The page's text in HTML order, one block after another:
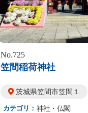
No.725
笠間稲荷神社
茨城県笠間市笠間１
カテゴリ： 神社・仏閣